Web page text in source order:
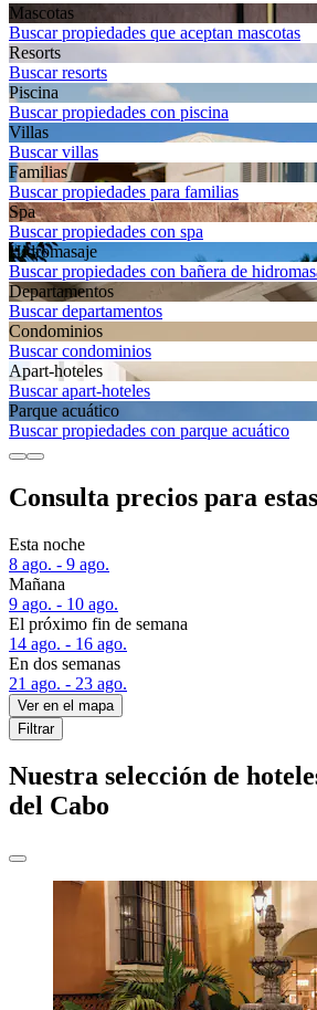
Mascotas
Buscar propiedades que aceptan mascotas
Resorts
Buscar resorts
Piscina
Buscar propiedades con piscina
Villas
Buscar villas
Familias
Buscar propiedades para familias
Spa
Buscar propiedades con spa
Hidromasaje
Buscar propiedades con bañera de
Departamentos
Buscar departamentos
Condominios
Buscar condominios
Apart-hoteles
Buscar apart-hoteles
Parque acuático
Buscar propiedades con parque acuático
Consulta precios para
Esta noche
8 ago. - 9 ago.
Mañana
9 ago. - 10 ago.
El próximo fin de semana
14 ago. - 16 ago.
En dos semanas
21 ago. - 23 ago.
Ver en el mapa
Filtrar
Nuestra selección de
del Cabo